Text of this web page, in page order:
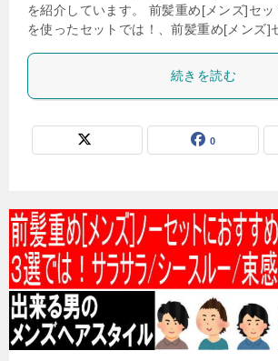
を紹介しています。 前髪重め[メンズ]セ
を使ったセットでは！、前髪重め[メンズ
続きを読む
0